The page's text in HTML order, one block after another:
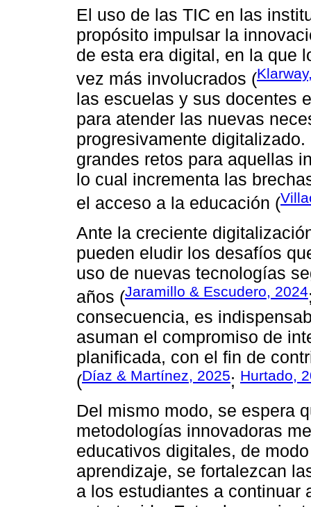
El uso de las TIC en las
propósito impulsar la
de esta era digital, en la que
vez más involucrados (
las escuelas y sus docentes
para atender las nuevas
progresivamente
grandes retos para aquellas
lo cual incrementa las
el acceso a la educación (
Ante la creciente
pueden eludir los desafíos
uso de nuevas tecnologías
años (Jaramillo & Escudero, 2024
consecuencia, es
asuman el compromiso de
planificada, con el fin de
(Díaz & Martínez, 2025; Hurtado,
Del mismo modo, se espera
metodologías innovadoras
educativos digitales, de
aprendizaje, se fortalezcan
a los estudiantes a continuar